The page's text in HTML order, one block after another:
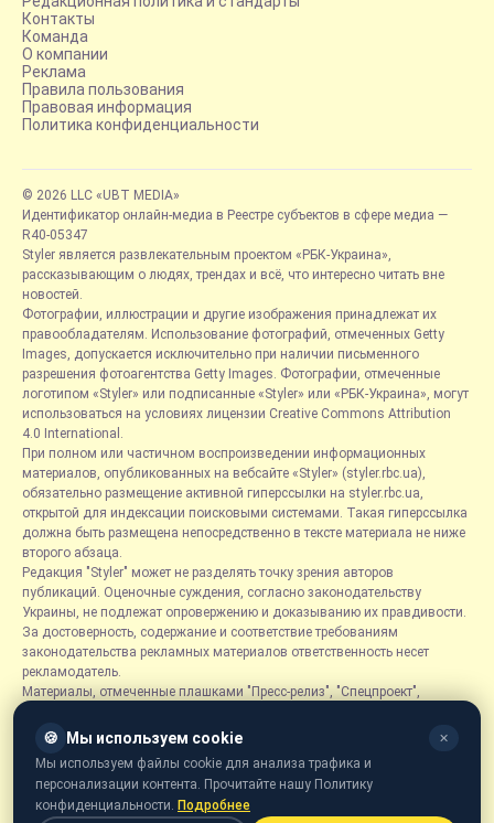
Контакты
Команда
О компании
Реклама
Правила пользования
Правовая информация
Политика конфиденциальности
© 2026 LLC «UBT MEDIA»
Идентификатор онлайн-медиа в Реестре субъектов в сфере медиа —
R40-05347
Styler является развлекательным проектом «РБК-Украина»,
рассказывающим о людях, трендах и всё, что интересно читать вне
новостей.
Фотографии, иллюстрации и другие изображения принадлежат их
правообладателям. Использование фотографий, отмеченных Getty
Images, допускается исключительно при наличии письменного
разрешения фотоагентства Getty Images. Фотографии, отмеченные
логотипом «Styler» или подписанные «Styler» или «РБК-Украина», могут
использоваться на условиях лицензии Creative Commons Attribution
4.0 International.
При полном или частичном воспроизведении информационных
материалов, опубликованных на вебсайте «Styler» (styler.rbc.ua),
обязательно размещение активной гиперссылки на styler.rbc.ua,
открытой для индексации поисковыми системами. Такая гиперссылка
должна быть размещена непосредственно в тексте материала не ниже
второго абзаца.
Редакция "Styler" может не разделять точку зрения авторов
публикаций. Оценочные суждения, согласно законодательству
Украины, не подлежат опровержению и доказыванию их правдивости.
За достоверность, содержание и соответствие требованиям
законодательства рекламных материалов ответственность несет
рекламодатель.
Материалы, отмеченные плашками "Пресс-релиз", "Спецпроект",
размещаются на правах рекламы.
Рубрика «Новости компаний» является информационным форматом,
содержащим новости, сообщения и объявления, связанные с
деятельностью компаний, и основывается на информации,
предоставленной соответствующими компаниями. Редакция не несет
🍪 Мы используем cookie ✕
Мы используем файлы cookie для анализа трафика и
персонализации контента. Прочитайте нашу Политику
конфиденциальности. Подробнее